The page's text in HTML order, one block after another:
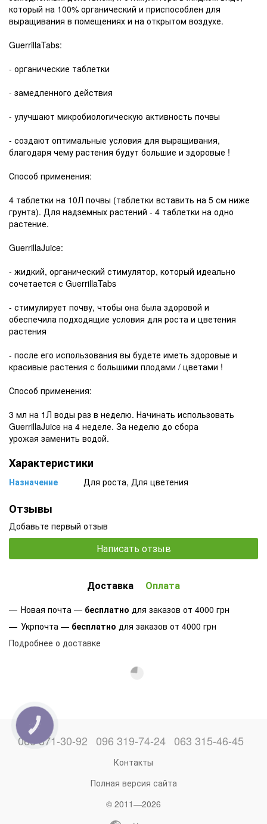
который на 100% органический и приспособлен для
выращивания в помещениях и на открытом воздухе.
GuerrillaTabs:
- органические таблетки
- замедленного действия
- улучшают микробиологическую активность почвы
- создают оптимальные условия для выращивания,
благодаря чему растения будут большие и здоровые !
Способ применения:
4 таблетки на 10Л почвы (таблетки вставить на 5 см ниже
грунта). Для надземных растений - 4 таблетки на одно
растение.
GuerrillaJuice:
- жидкий, органический стимулятор, который идеально
сочетается с GuerrillaTabs
- стимулирует почву, чтобы она была здоровой и
обеспечила подходящие условия для роста и цветения
растения
- после его использования вы будете иметь здоровые и
красивые растения с большими плодами / цветами !
Способ применения:
3 мл на 1Л воды раз в неделю. Начинать использовать
GuerrillaJuice на 4 неделе. За неделю до сбора
урожая заменить водой.
Характеристики
Назначение Для роста, Для цветения
Отзывы
Добавьте первый отзыв
Написать отзыв
Доставка Оплата
Новая почта — бесплатно для заказов от 4000 грн
Укрпочта — бесплатно для заказов от 4000 грн
Подробнее о доставке
066 871-30-92 096 319-74-24 063 315-46-45
Контакты
Полная версия сайта
© 2011—2026
КНОПКА
ЗВ'ЯЗКУ